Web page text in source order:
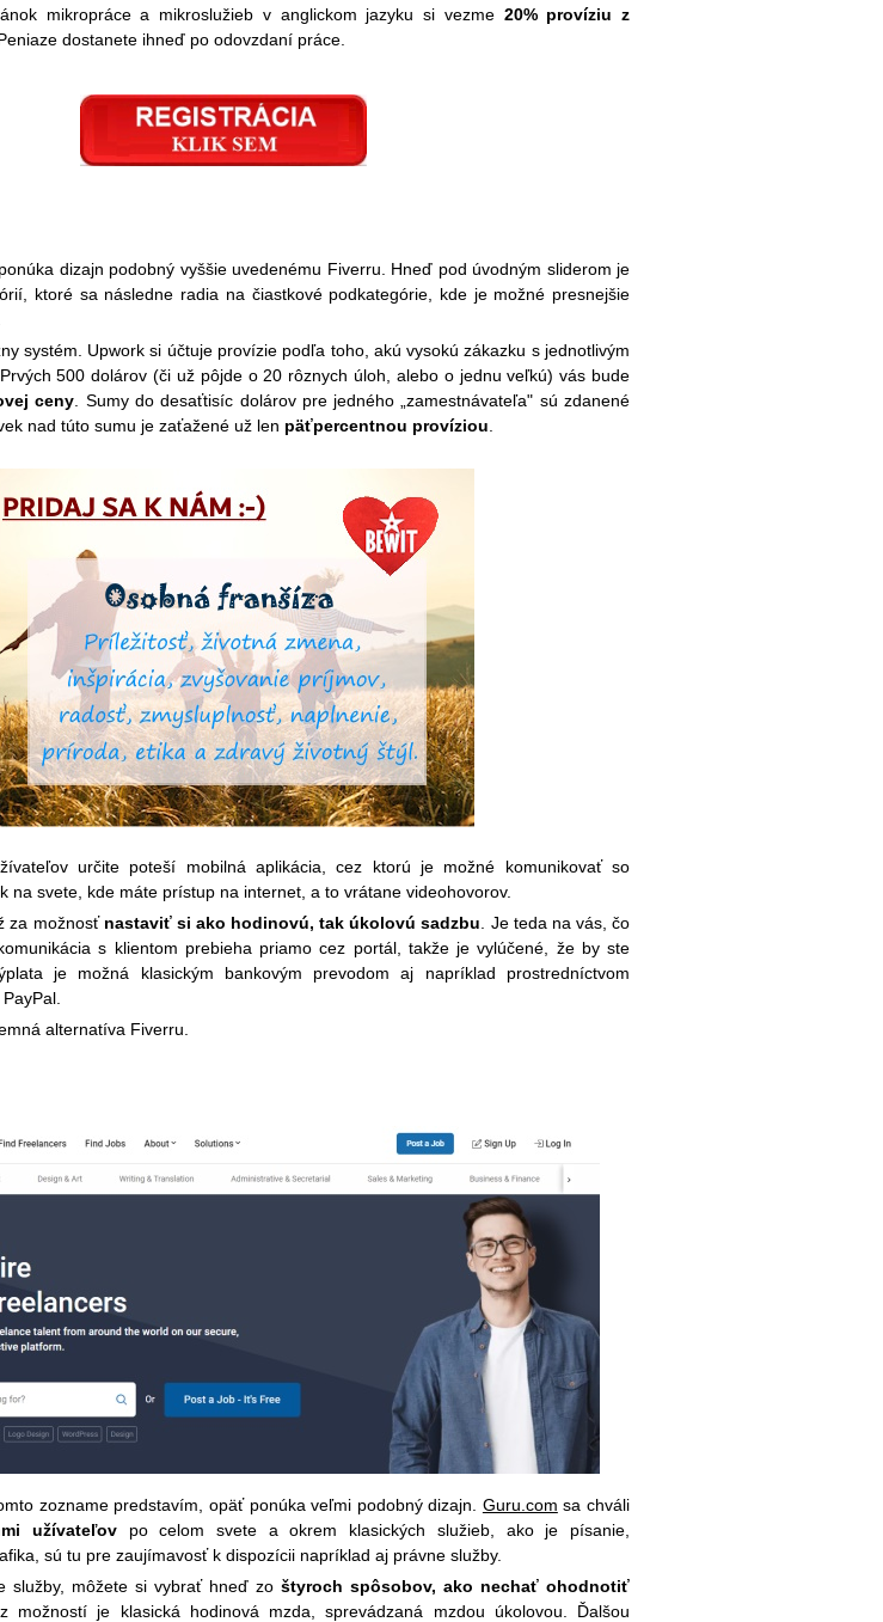
mikropráce a mikroslužieb v anglickom jazyku si vezme 20% províziu z
Peniaze dostanete ihneď po odovzdaní práce.
ponúka dizajn podobný vyššie uvedenému Fiverru. Hneď pod úvodným sliderom je
ktoré sa následne radia na čiastkové podkategórie, kde je možné presnejšie
systém. Upwork si účtuje provízie podľa toho, akú vysokú zákazku s jednotlivým
500 dolárov (či už pôjde o 20 rôznych úloh, alebo o jednu veľkú) vás bude
ceny . Sumy do desaťtisíc dolárov pre jedného „zamestnávateľa" sú zdanené
nad túto sumu je zaťažené už len päťpercentnou províziou
určite poteší mobilná aplikácia, cez ktorú je možné komunikovať so
na svete, kde máte prístup na internet, a to vrátane videohovorov.
za možnosť nastaviť si ako hodinovú, tak úkolovú sadzbu . Je teda na vás, čo
s klientom prebieha priamo cez portál, takže je vylúčené, že by ste
je možná klasickým bankovým prevodom aj napríklad prostredníctvom
alternatíva Fiverru.
zozname predstavím, opäť ponúka veľmi podobný dizajn. Guru.com sa chváli
užívateľovpo celom svete a okrem klasických služieb, ako je písanie,
sú tu pre zaujímavosť k dispozícii napríklad aj právne služby.
služby, môžete si vybrať hneď zo štyroch spôsobov, ako nechať ohodnotiť
možností je klasická hodinová mzda, sprevádzaná mzdou úkolovou. Ďalšou